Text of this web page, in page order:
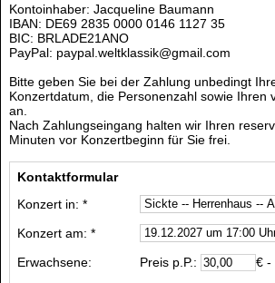
Kontoinhaber: Jacqueline Baumann
IBAN: DE69 2835 0000 0146 1127 35
BIC: BRLADE21ANO
PayPal: paypal.weltklassik@gmail.com
Bitte geben Sie bei der Zahlung unbedingt
Konzertdatum, die Personenzahl sowie Ihren
an.
Nach Zahlungseingang halten wir Ihren
Minuten vor Konzertbeginn für Sie frei.
Kontaktformular
Konzert in: *
Konzert am: *
Erwachsene:
Preis p.P.: € -